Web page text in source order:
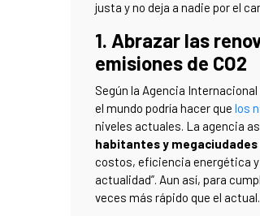
justa y no deja a nadie por el
1. Abrazar las
emisiones de CO2
Según la Agencia
el mundo podría hacer que los
niveles actuales. La agencia
habitantes y
costos, eficiencia energética y
actualidad”. Aun así, para
veces más rápido que el actual.